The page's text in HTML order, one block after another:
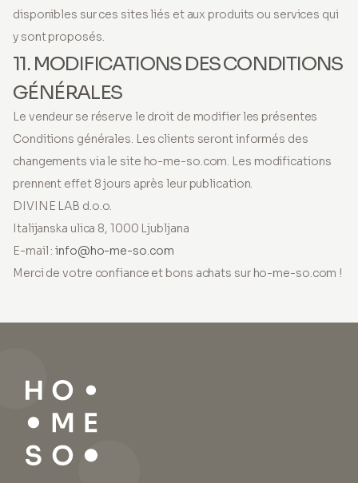
disponibles sur ces sites liés et aux produits ou services qui
y sont proposés.
11. MODIFICATIONS DES CONDITIONS
GÉNÉRALES
Le vendeur se réserve le droit de modifier les présentes
Conditions générales. Les clients seront informés des
changements via le site ho-me-so.com. Les modifications
prennent effet 8 jours après leur publication.
DIVINE LAB d.o.o.
Italijanska ulica 8, 1000 Ljubljana
E-mail :info@ho-me-so.com
Merci de votre confiance et bons achats sur ho-me-so.com !